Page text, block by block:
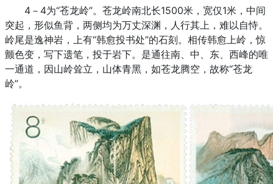
4－4为“苍龙岭”。苍龙岭南北长1500米，宽仅1米，中间
突起，形似鱼背，两侧均为万丈深渊，人行其上，难以自恃。
岭尾是逸神岩，上有“韩愈投书处”的石刻。相传韩愈上岭，惊
颤色变，写下遗笔，投于岩下。是通往南、中、东、西峰的唯
一通道，因山岭耸立，山体青黑，如苍龙腾空，故称“苍龙
岭”。